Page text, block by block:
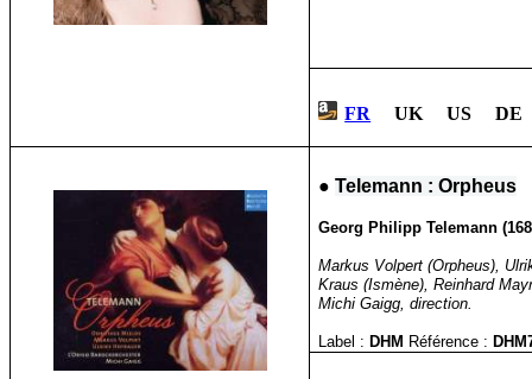
FR UK US
●Telemann : Orpheus
Georg Philipp Telemann
Markus Volpert (Orpheus),
Kraus (Ismène), Reinhard
Michi Gaigg, direction.
Label : DHM Référence :